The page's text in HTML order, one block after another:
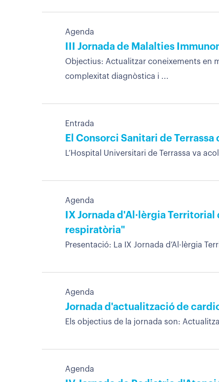
Agenda
III Jornada de Malalties
Objectius: Actualitzar coneixements en
complexitat diagnòstica i ...
Entrada
El Consorci Sanitari de
L’Hospital Universitari de Terrassa va
Agenda
IX Jornada d'Al·lèrgia
respiratòria"
Presentació: La IX Jornada d’Al·lèrgia
Agenda
Jornada d'actualització de
Els objectius de la jornada son:
Agenda